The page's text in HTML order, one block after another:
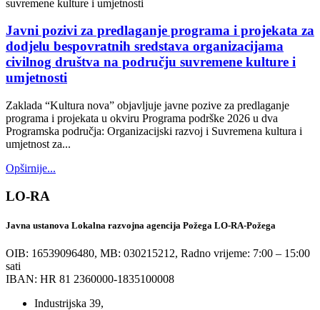
Javni pozivi za predlaganje programa i projekata za
dodjelu bespovratnih sredstava organizacijama
civilnog društva na području suvremene kulture i
umjetnosti
Zaklada “Kultura nova” objavljuje javne pozive za predlaganje
programa i projekata u okviru Programa podrške 2026 u dva
Programska područja: Organizacijski razvoj i Suvremena kultura i
umjetnost za...
Opširnije...
LO-RA
Javna ustanova Lokalna razvojna agencija Požega LO-RA-Požega
OIB: 16539096480, MB: 030215212, Radno vrijeme: 7:00 – 15:00
sati
IBAN: HR 81 2360000-1835100008
Industrijska 39,